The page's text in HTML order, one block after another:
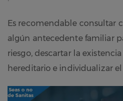
Es recomendable consultar
algún antecedente familiar
riesgo, descartar la
hereditario e individualizar el